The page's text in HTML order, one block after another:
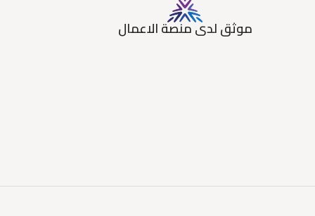
موثق لدى منصة الاعمال